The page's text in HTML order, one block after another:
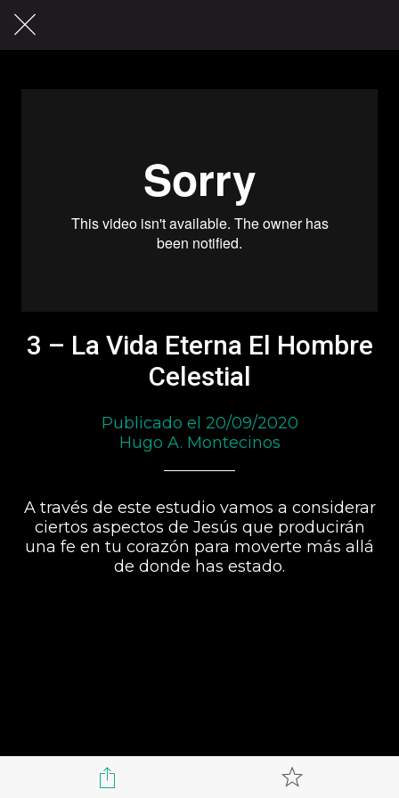
3 – La Vida Eterna El Hombre
Celestial
Publicado el 20/09/2020
Hugo A. Montecinos
A través de este estudio vamos a considerar
ciertos aspectos de Jesús que producirán
una fe en tu corazón para moverte más allá
de donde has estado.